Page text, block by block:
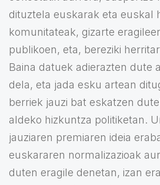
dituztela euskarak eta euskal
komunitateak, gizarte
publikoen, eta, bereziki
Baina datuek adierazten dute
dela, eta jada esku artean
berriek jauzi bat eskatzen
aldeko hizkuntza politiketan.
jauziaren premiaren ideia
euskararen normalizazioak
duten eragile denetan, izan